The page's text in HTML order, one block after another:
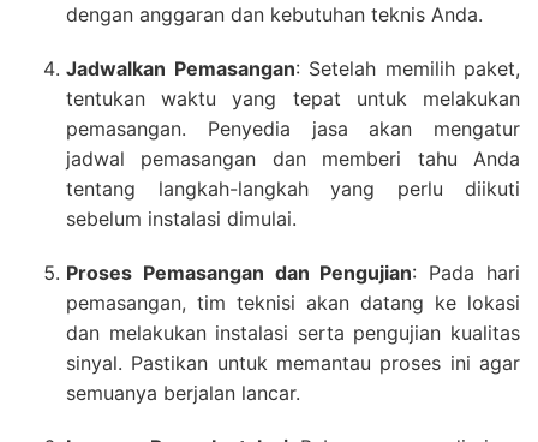
dengan anggaran dan kebutuhan teknis Anda.
Jadwalkan Pemasangan: Setelah memilih paket,
tentukan waktu yang tepat untuk melakukan
pemasangan. Penyedia jasa akan mengatur
jadwal pemasangan dan memberi tahu Anda
tentang langkah-langkah yang perlu diikuti
sebelum instalasi dimulai.
Proses Pemasangan dan Pengujian: Pada hari
pemasangan, tim teknisi akan datang ke lokasi
dan melakukan instalasi serta pengujian kualitas
sinyal. Pastikan untuk memantau proses ini agar
semuanya berjalan lancar.